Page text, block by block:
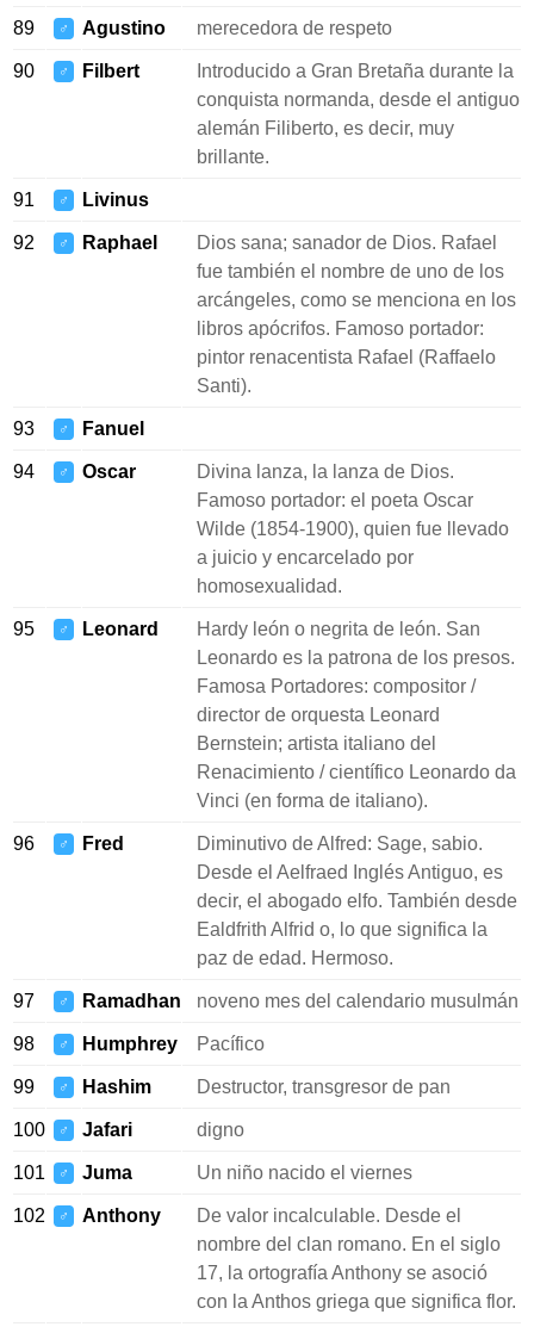
89 ♂ Agustino merecedora de respeto
90 ♂ Filbert
Introducido a Gran Bretaña durante la
conquista normanda, desde el antiguo
alemán Filiberto, es decir, muy
brillante.
91 ♂ Livinus
92 ♂ Raphael
Dios sana; sanador de Dios. Rafael
fue también el nombre de uno de los
arcángeles, como se menciona en los
libros apócrifos. Famoso portador:
pintor renacentista Rafael (Raffaelo
Santi).
93 ♂ Fanuel
94 ♂ Oscar
Divina lanza, la lanza de Dios.
Famoso portador: el poeta Oscar
Wilde (1854-1900), quien fue llevado
a juicio y encarcelado por
homosexualidad.
95 ♂ Leonard
Hardy león o negrita de león. San
Leonardo es la patrona de los presos.
Famosa Portadores: compositor /
director de orquesta Leonard
Bernstein; artista italiano del
Renacimiento / científico Leonardo da
Vinci (en forma de italiano).
96 ♂ Fred
Diminutivo de Alfred: Sage, sabio.
Desde el Aelfraed Inglés Antiguo, es
decir, el abogado elfo. También desde
Ealdfrith Alfrid o, lo que significa la
paz de edad. Hermoso.
97 ♂ Ramadhan noveno mes del calendario musulmán
98 ♂ Humphrey Pacífico
99 ♂ Hashim Destructor, transgresor de pan
100 ♂ Jafari digno
101 ♂ Juma Un niño nacido el viernes
102 ♂ Anthony
De valor incalculable. Desde el
nombre del clan romano. En el siglo
17, la ortografía Anthony se asoció
con la Anthos griega que significa flor.